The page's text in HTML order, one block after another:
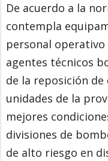
De acuerdo a la
contempla
personal
agentes técnicos
de la reposición
unidades de la
mejores
divisiones de
de alto riesgo en